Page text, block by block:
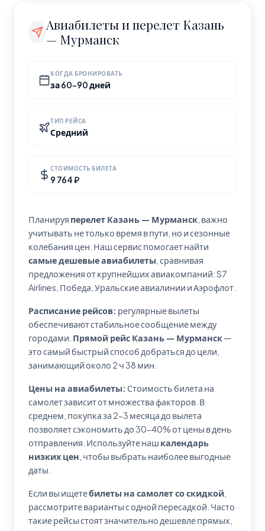
Авиабилеты и перелет Казань
— Мурманск
КОГДА БРОНИРОВАТЬ
за 60-90 дней
ТИП РЕЙСА
Средний
СТОИМОСТЬ БИЛЕТА
9 764 ₽
Планируя перелет Казань — Мурманск , важно
учитывать не только время в пути, но и сезонные
колебания цен. Наш сервис помогает найти
самые дешевые авиабилеты , сравнивая
предложения от крупнейших авиакомпаний: S7
Airlines, Победа, Уральские авиалинии и Аэрофлот.
Расписание рейсов: регулярные вылеты
обеспечивают стабильное сообщение между
городами. Прямой рейс Казань — Мурманск—
это самый быстрый способ добраться до цели,
занимающий около 2 ч 38 мин.
Цены на авиабилеты: Стоимость билета на
самолет зависит от множества факторов. В
среднем, покупка за 2-3 месяца до вылета
позволяет сэкономить до 30-40% от цены в день
отправления. Используйте наш календарь
низких цен , чтобы выбрать наиболее выгодные
даты.
Если вы ищетебилеты на самолет со скидкой
рассмотрите варианты с одной пересадкой. Часто
такие рейсы стоят значительно дешевле прямых,